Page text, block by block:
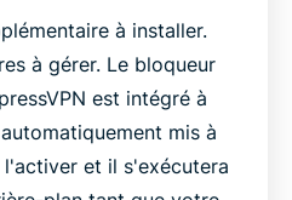
à installer.
à gérer. Le bloqueur
est intégré à
mis à
et il s'exécutera